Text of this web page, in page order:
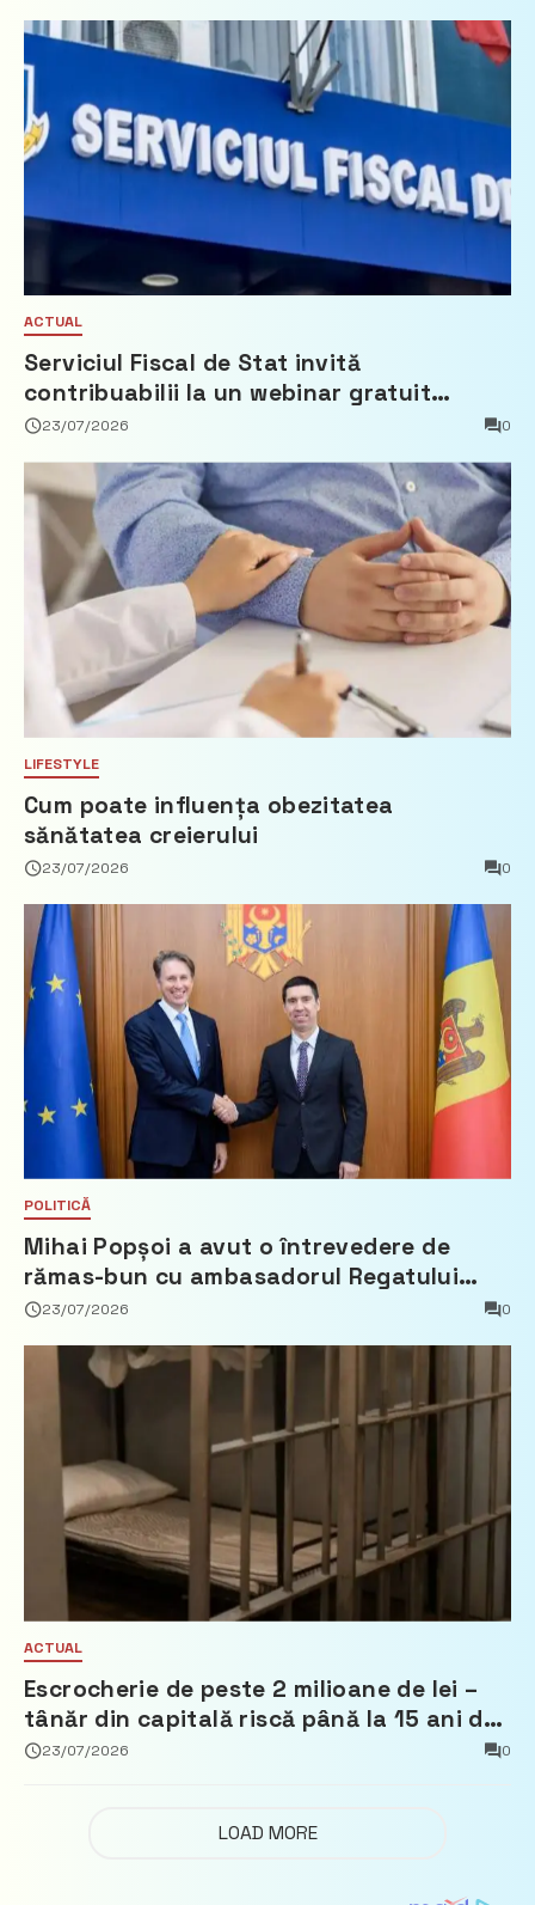
ACTUAL
Serviciul Fiscal de Stat invită
contribuabilii la un webinar gratuit
privind calculul impozitului pe bunurile
23/07/2026 0
LIFESTYLE
Cum poate influența obezitatea
sănătatea creierului
23/07/2026 0
POLITICĂ
Mihai Popșoi a avut o întrevedere de
rămas-bun cu ambasadorul Regatului
Țărilor de Jos, Fred Duijn
23/07/2026 0
ACTUAL
Escrocherie de peste 2 milioane de lei –
tânăr din capitală riscă până la 15 ani de
închisoare
23/07/2026 0
LOAD MORE